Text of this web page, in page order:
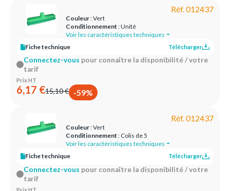
Réf. 012437
Couleur: Vert
Conditionnement : Unité
Voir les caractéristiques techniques
Fiche technique
Télécharger
Connectez-vous pour connaître la disponibilité / votre
tarif
Prix HT
6,17 €15,10 € -59%
Réf. 012437
Couleur: Vert
Conditionnement : Colis de 5
Voir les caractéristiques techniques
Fiche technique
Télécharger
Connectez-vous pour connaître la disponibilité / votre
tarif
Prix HT